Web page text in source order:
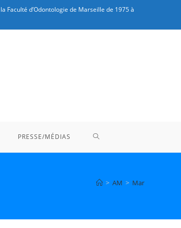
d’Odontologie de Marseille de 1975 à
PRESSE/MÉDIAS TOGGLE
> AM > Mar